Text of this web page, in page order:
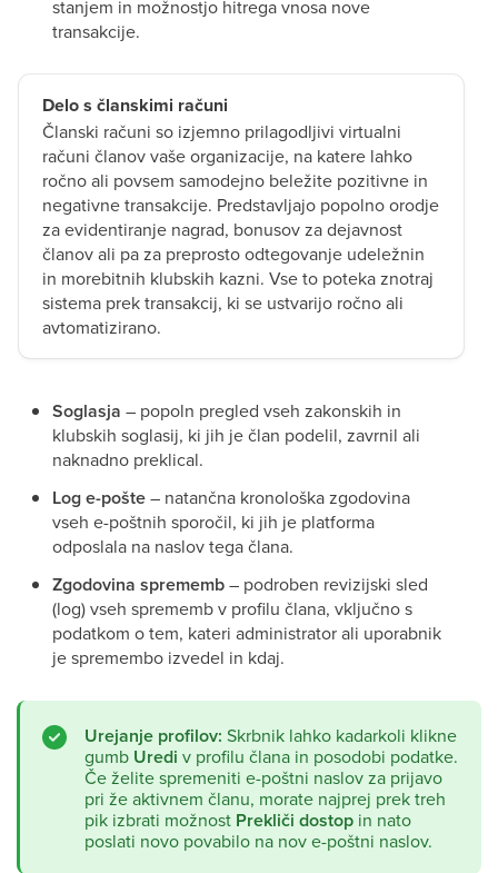
stanjem in možnostjo hitrega vnosa nove
transakcije.
Delo s članskimi računi
Članski računi so izjemno prilagodljivi virtualni
računi članov vaše organizacije, na katere lahko
ročno ali povsem samodejno beležite pozitivne in
negativne transakcije. Predstavljajo popolno orodje
za evidentiranje nagrad, bonusov za dejavnost
članov ali pa za preprosto odtegovanje udeležnin
in morebitnih klubskih kazni. Vse to poteka znotraj
sistema prek transakcij, ki se ustvarijo ročno ali
avtomatizirano.
Soglasja – popoln pregled vseh zakonskih in
klubskih soglasij, ki jih je član podelil, zavrnil ali
naknadno preklical.
Log e-pošte– natančna kronološka zgodovina
vseh e-poštnih sporočil, ki jih je platforma
odposlala na naslov tega člana.
Zgodovina sprememb– podroben revizijski sled
(log) vseh sprememb v profilu člana, vključno s
podatkom o tem, kateri administrator ali uporabnik
je spremembo izvedel in kdaj.
Urejanje profilov: Skrbnik lahko kadarkoli klikne
gumb Uredi v profilu člana in posodobi podatke.
Če želite spremeniti e-poštni naslov za prijavo
pri že aktivnem članu, morate najprej prek treh
pik izbrati možnost Prekliči dostop in nato
poslati novo povabilo na nov e-poštni naslov.